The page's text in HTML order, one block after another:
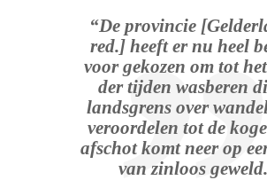
“De provincie
red.] heeft er nu heel
voor gekozen om tot
der tijden wasberen
landsgrens over
veroordelen tot de
afschot komt neer op
van zinloos